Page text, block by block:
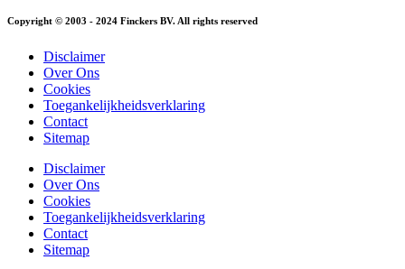
Copyright © 2003 - 2024 Finckers BV. All rights reserved
Disclaimer
Over Ons
Cookies
Toegankelijkheidsverklaring
Contact
Sitemap
Disclaimer
Over Ons
Cookies
Toegankelijkheidsverklaring
Contact
Sitemap